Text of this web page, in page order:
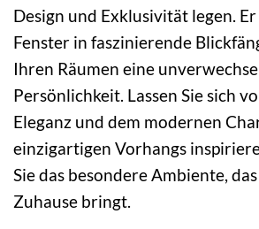
Design und Exklusivität legen.
Fenster in faszinierende
Ihren Räumen eine
Persönlichkeit. Lassen Sie sich
Eleganz und dem modernen
einzigartigen Vorhangs
Sie das besondere Ambiente,
Zuhause bringt.